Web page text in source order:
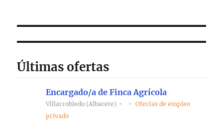
Últimas ofertas
Encargado/a de Finca Agrícola
Villarrobledo (Albacete)
Ofertas de empleo
privado